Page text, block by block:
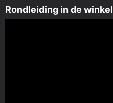
Rondleiding in de winkel